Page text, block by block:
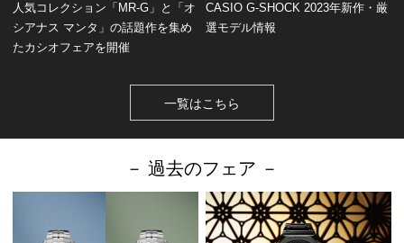
人気コレクション「MR-G」と「オ
シアナス マンタ」の話題作を集め
たカシオフェアを開催
CASIO G-SHOCK 2023年新作・厳
選モデル情報
一覧はこちら
－ 過去のフェア －